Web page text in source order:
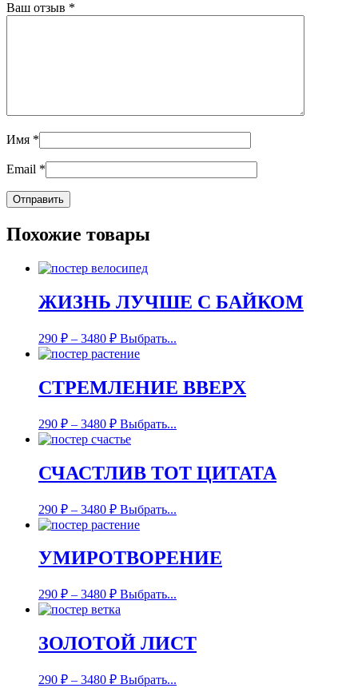
Ваш отзыв *
Имя *
Email *
Похожие товары
ЖИЗНЬ ЛУЧШЕ С БАЙКОМ
290 ₽ – 3480 ₽ Выбрать...
СТРЕМЛЕНИЕ ВВЕРХ
290 ₽ – 3480 ₽ Выбрать...
СЧАСТЛИВ ТОТ ЦИТАТА
290 ₽ – 3480 ₽ Выбрать...
УМИРОТВОРЕНИЕ
290 ₽ – 3480 ₽ Выбрать...
ЗОЛОТОЙ ЛИСТ
290 ₽ – 3480 ₽ Выбрать...